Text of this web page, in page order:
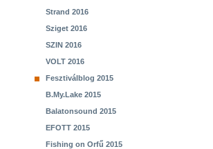
Strand 2016
Sziget 2016
SZIN 2016
VOLT 2016
Fesztiválblog 2015
B.My.Lake 2015
Balatonsound 2015
EFOTT 2015
Fishing on Orfű 2015